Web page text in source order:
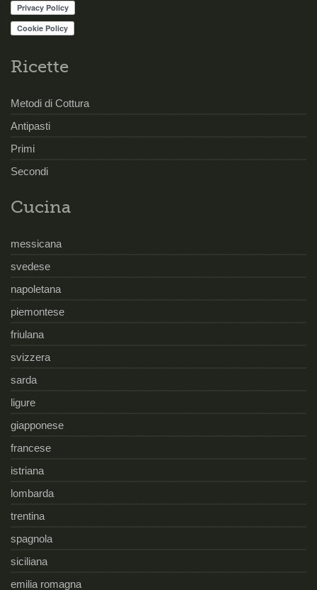
Ricette
Metodi di Cottura
Antipasti
Primi
Secondi
Cucina
messicana
svedese
napoletana
piemontese
friulana
svizzera
sarda
ligure
giapponese
francese
istriana
lombarda
trentina
spagnola
siciliana
emilia romagna